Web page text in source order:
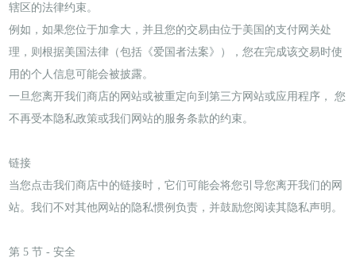
辖区的法律约束。
例如，如果您位于加拿大，并且您的交易由位于美国的支付网关处
理，则根据美国法律（包括《爱国者法案》），您在完成该交易时使
用的个人信息可能会被披露。
一旦您离开我们商店的网站或被重定向到第三方网站或应用程序， 您
不再受本隐私政策或我们网站的服务条款的约束。
链接
当您点击我们商店中的链接时，它们可能会将您引导您离开我们的网
站。我们不对其他网站的隐私惯例负责，并鼓励您阅读其隐私声明。
第 5 节 - 安全